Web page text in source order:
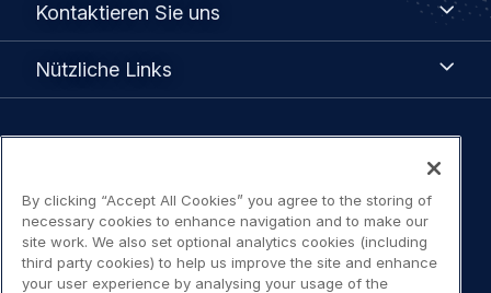
Kontaktieren Sie uns
Nützliche Links
navigation
Nutzungsbedingungen / Kontakt
Erklärung Zugangsbeschränkung
By clicking “Accept All Cookies” you agree to the storing of
necessary cookies to enhance navigation and to make our
site work. We also set optional analytics cookies (including
third party cookies) to help us improve the site and enhance
your user experience by analysing your usage of the